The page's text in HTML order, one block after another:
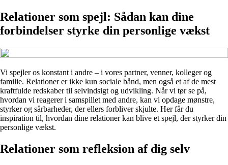
Relationer som spejl: Sådan kan dine
forbindelser styrke din personlige vækst
Vi spejler os konstant i andre – i vores partner, venner, kolleger og
familie. Relationer er ikke kun sociale bånd, men også et af de mest
kraftfulde redskaber til selvindsigt og udvikling. Når vi tør se på,
hvordan vi reagerer i samspillet med andre, kan vi opdage mønstre,
styrker og sårbarheder, der ellers forbliver skjulte. Her får du
inspiration til, hvordan dine relationer kan blive et spejl, der styrker din
personlige vækst.
Relationer som refleksion af dig selv